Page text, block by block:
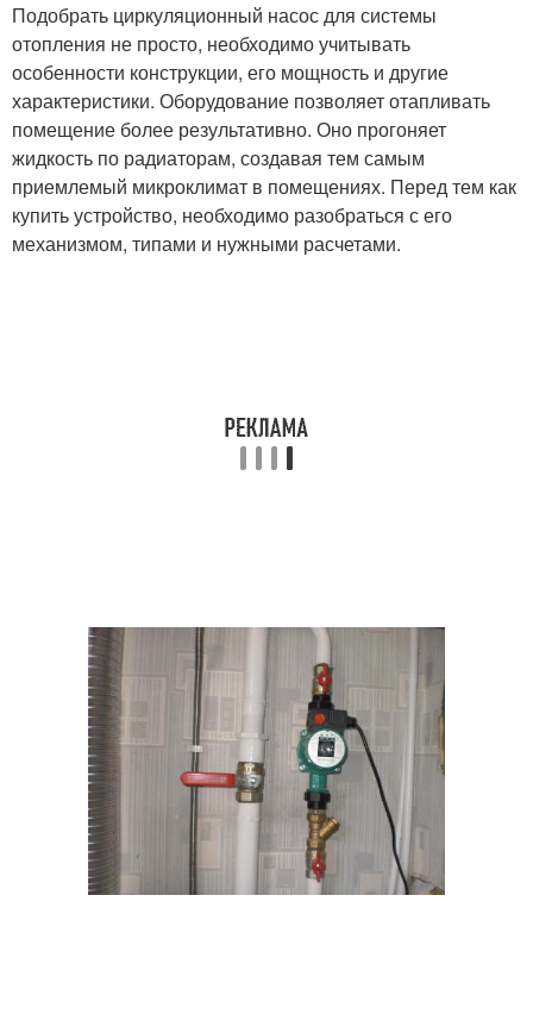
Подобрать циркуляционный насос для системы
отопления не просто, необходимо учитывать
особенности конструкции, его мощность и другие
характеристики. Оборудование позволяет отапливать
помещение более результативно. Оно прогоняет
жидкость по радиаторам, создавая тем самым
приемлемый микроклимат в помещениях. Перед тем как
купить устройство, необходимо разобраться с его
механизмом, типами и нужными расчетами.